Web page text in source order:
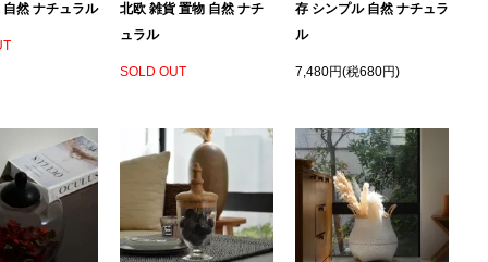
自然 ナチュラル
北欧 雑貨 置物 自然 ナチ
ュラル
SOLD OUT
存 シンプル 自然 ナチュラ
ル
7,480円(税680円)